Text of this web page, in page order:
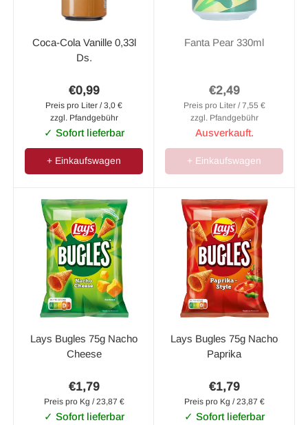
Coca-Cola Vanille 0,33l
Ds.
€0,99
Preis pro Liter / 3,0 €
zzgl. Pfandgebühr
✓ Sofort lieferbar
+ Einkaufswagen
Fanta Pear 330ml
€2,49
Preis pro Liter / 7,55 €
zzgl. Pfandgebühr
Ausverkauft.
+ Einkaufswagen
Lays Bugles 75g Nacho
Cheese
€1,79
Preis pro Kg / 23,87 €
✓ Sofort lieferbar
Lays Bugles 75g Nacho
Paprika
€1,79
Preis pro Kg / 23,87 €
✓ Sofort lieferbar